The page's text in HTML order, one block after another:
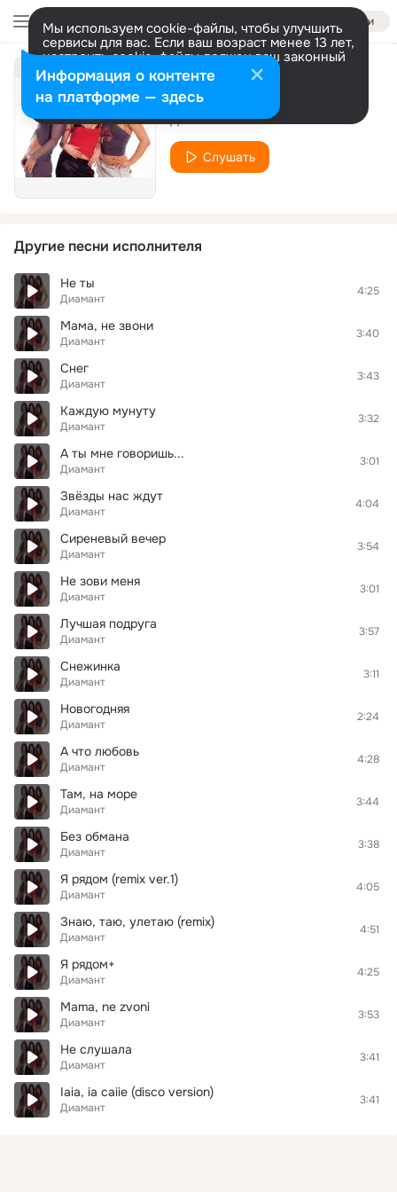
Войти
Мы используем cookie-файлы, чтобы улучшить
сервисы для вас. Если ваш возраст менее 13 лет,
настроить cookie-файлы должен ваш законный
представитель. Больше информации
Разрешить все Настроить
Спасибо тебе
Диамант
Слушать
Другие песни исполнителя
Не ты
Диамант
4:25
Мама, не звони
Диамант
3:40
Снег
Диамант
3:43
Каждую мунуту
Диамант
3:32
А ты мне говоришь...
Диамант
3:01
Звёзды нас ждут
Диамант
4:04
Сиреневый вечер
Диамант
3:54
Не зови меня
Диамант
3:01
Лучшая подруга
Диамант
3:57
Снежинка
Диамант
3:11
Новогодняя
Диамант
2:24
А что любовь
Диамант
4:28
Там, на море
Диамант
3:44
Без обмана
Диамант
3:38
Я рядом (remix ver.1)
Диамант
4:05
Знаю, таю, улетаю (remix)
Диамант
4:51
Я рядом+
Диамант
4:25
Mama, ne zvoni
Диамант
3:53
Не слушала
Диамант
3:41
Iaia, ia caiie (disco version)
Диамант
3:41
Информация о контенте
на платформе — здесь